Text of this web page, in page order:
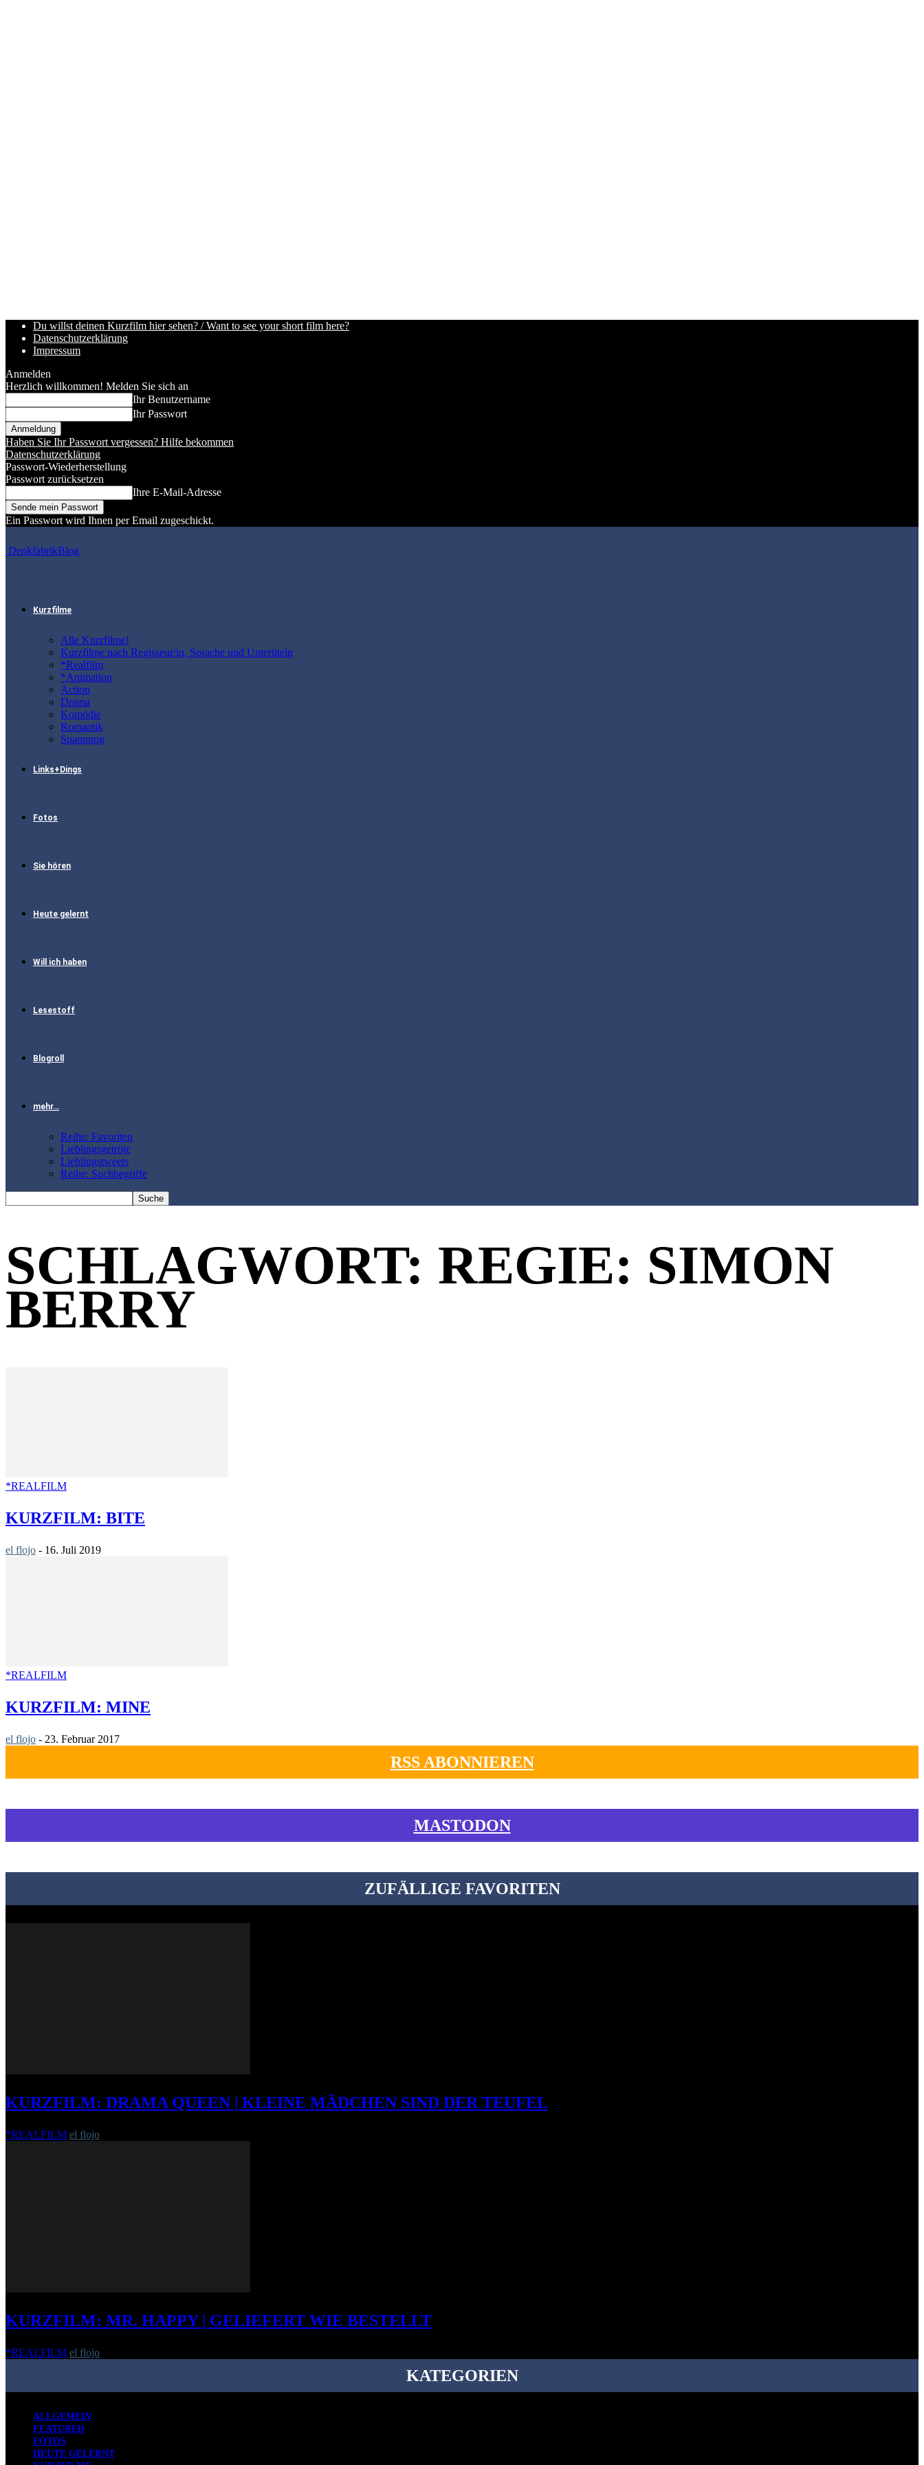
Du willst deinen Kurzfilm hier sehen? / Want to see your short film here?
Datenschutzerklärung
Impressum
Anmelden
Herzlich willkommen! Melden Sie sich an
Ihr Benutzername
Ihr Passwort
Haben Sie Ihr Passwort vergessen? Hilfe bekommen
Datenschutzerklärung
Passwort-Wiederherstellung
Passwort zurücksetzen
Ihre E-Mail-Adresse
Ein Passwort wird Ihnen per Email zugeschickt.
DenkfabrikBlog
Kurzfilme
Alle Kurzfilme!
Kurzfilme nach Regisseur/in, Sprache und Untertiteln
*Realfilm
*Animation
Action
Drama
Komödie
Romantik
Spannung
Links+Dings
Fotos
Sie hören
Heute gelernt
Will ich haben
Lesestoff
Blogroll
mehr…
Reihe: Favoriten
Lieblingsgetröte
Lieblingstweets
Reihe: Suchbegriffe
SCHLAGWORT: REGIE: SIMON
BERRY
*REALFILM
KURZFILM: BITE
el flojo - 16. Juli 2019
*REALFILM
KURZFILM: MINE
el flojo - 23. Februar 2017
RSS ABONNIEREN
MASTODON
ZUFÄLLIGE FAVORITEN
KURZFILM: DRAMA QUEEN | KLEINE MÄDCHEN SIND DER TEUFEL
*REALFILM el flojo
KURZFILM: MR. HAPPY | GELIEFERT WIE BESTELLT
*REALFILM el flojo
KATEGORIEN
ALLGEMEIN
FEATURED
FOTOS
HEUTE GELERNT